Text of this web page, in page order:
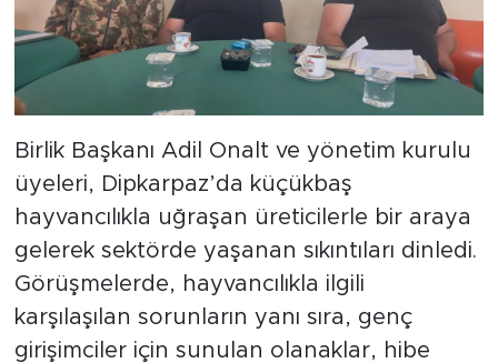
Birlik Başkanı Adil Onalt ve yönetim kurulu
üyeleri, Dipkarpaz’da küçükbaş
hayvancılıkla uğraşan üreticilerle bir araya
gelerek sektörde yaşanan sıkıntıları dinledi.
Görüşmelerde, hayvancılıkla ilgili
karşılaşılan sorunların yanı sıra, genç
girişimciler için sunulan olanaklar, hibe